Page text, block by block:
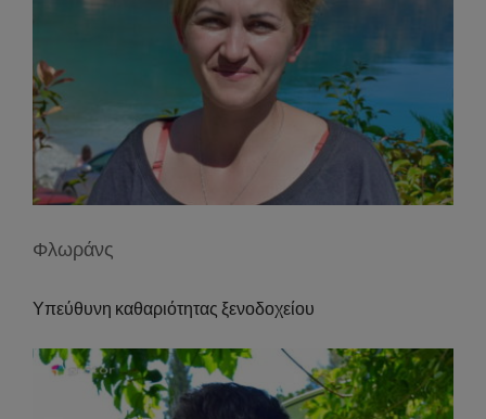
Φλωράνς
Υπεύθυνη καθαριότητας ξενοδοχείου